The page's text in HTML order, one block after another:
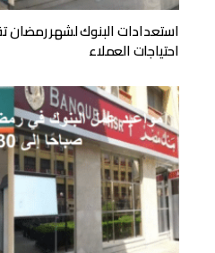
استعدادات البنوك لشهر رمضان
احتياجات العملاء